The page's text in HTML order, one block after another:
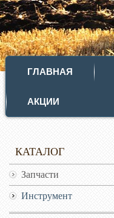
ГЛАВНАЯ
АКЦИИ
КАТАЛОГ
Запчасти
Инструмент